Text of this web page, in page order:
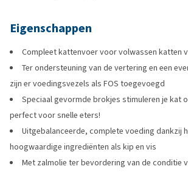
Eigenschappen
Compleet kattenvoer voor volwassen katten
Ter ondersteuning van de vertering en een
zijn er voedingsvezels als FOS toegevoegd
Speciaal gevormde brokjes stimuleren je kat
perfect voor snelle eters!
Uitgebalanceerde, complete voeding dankzij
hoogwaardige ingrediënten als kip en vis
Met zalmolie ter bevordering van de conditie